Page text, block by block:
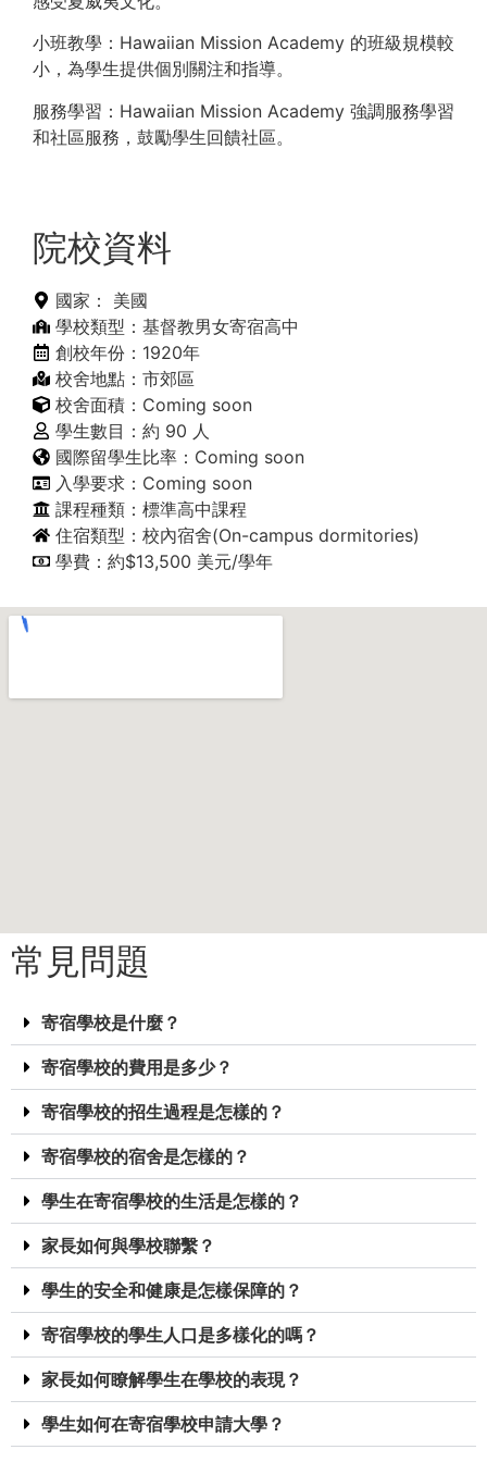
小班教學：Hawaiian Mission Academy 的班級規模較
小，為學生提供個別關注和指導。
服務學習：Hawaiian Mission Academy 強調服務學習
和社區服務，鼓勵學生回饋社區。
院校資料
國家：
美國
學校類型：基督教男女寄宿高中
創校年份：1920年
校舍地點：市郊區
校舍面積：Coming soon
學生數目：約 90 人
國際留學生比率：Coming soon
入學要求：Coming soon
課程種類：標準高中課程
住宿類型：校內宿舍(On-campus dormitories)
學費：約$13,500 美元/學年
常見問題
寄宿學校是什麼？
寄宿學校的費用是多少？
寄宿學校的招生過程是怎樣的？
寄宿學校的宿舍是怎樣的？
學生在寄宿學校的生活是怎樣的？
家長如何與學校聯繫？
學生的安全和健康是怎樣保障的？
寄宿學校的學生人口是多樣化的嗎？
家長如何瞭解學生在學校的表現？
學生如何在寄宿學校申請大學？